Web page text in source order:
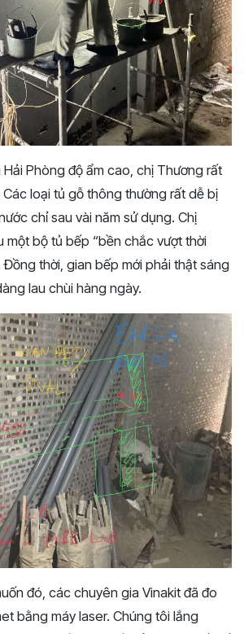
Phòng độ ẩm cao, chị Thương rất
Các loại tủ gỗ thông thường rất dễ bị
chỉ sau vài năm sử dụng. Chị
một bộ tủ bếp “bền chắc vượt thời
Đồng thời, gian bếp mới phải thật sáng
lau chùi hàng ngày.
đó, các chuyên gia Vinakit đã đo
bằng máy laser. Chúng tôi lắng